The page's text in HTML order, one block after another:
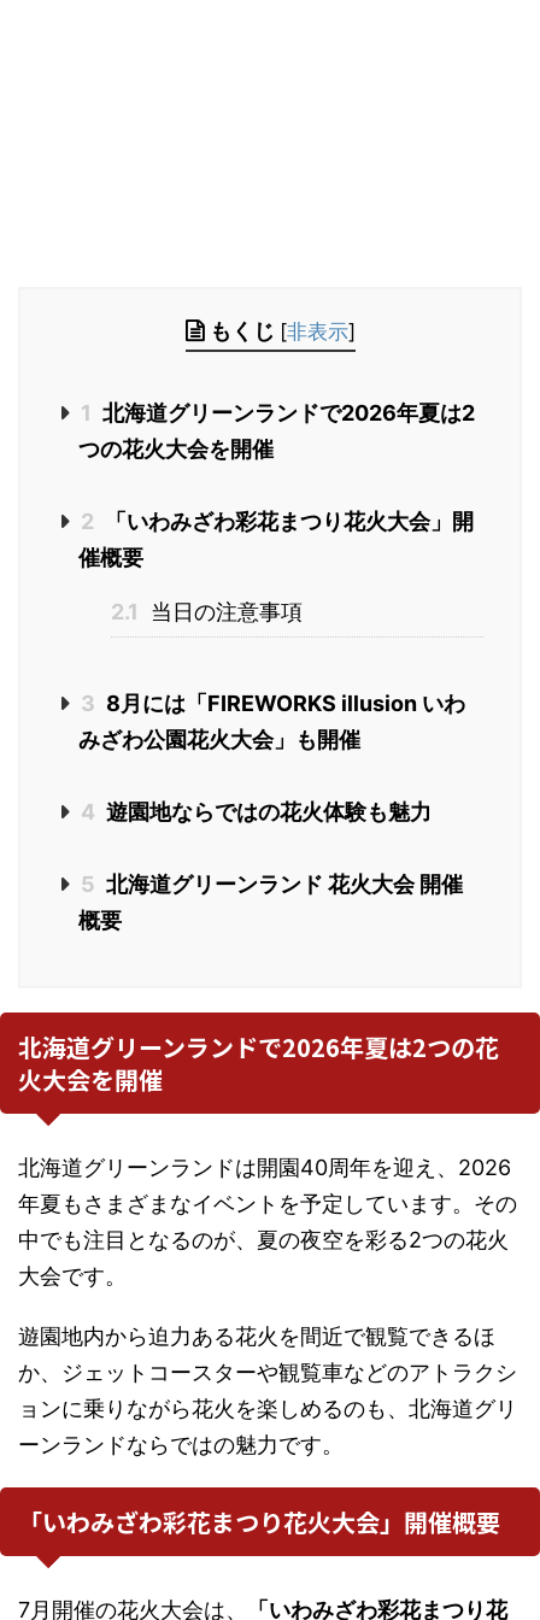
もくじ [非表示]
1 北海道グリーンランドで2026年夏は2
つの花火大会を開催
2
「いわみざわ彩花まつり花火大会」開
催概要
2.1 当日の注意事項
3 8月には「FIREWORKS illusion いわ
みざわ公園花火大会」も開催
4 遊園地ならではの花火体験も魅力
5 北海道グリーンランド 花火大会 開催
概要
北海道グリーンランドで2026年夏は2つの花
火大会を開催
北海道グリーンランドは開園40周年を迎え、2026
年夏もさまざまなイベントを予定しています。その
中でも注目となるのが、夏の夜空を彩る2つの花火
大会です。
遊園地内から迫力ある花火を間近で観覧できるほ
か、ジェットコースターや観覧車などのアトラクシ
ョンに乗りながら花火を楽しめるのも、北海道グリ
ーンランドならではの魅力です。
「いわみざわ彩花まつり花火大会」開催概要
7月開催の花火大会は、 「いわみざわ彩花まつり花